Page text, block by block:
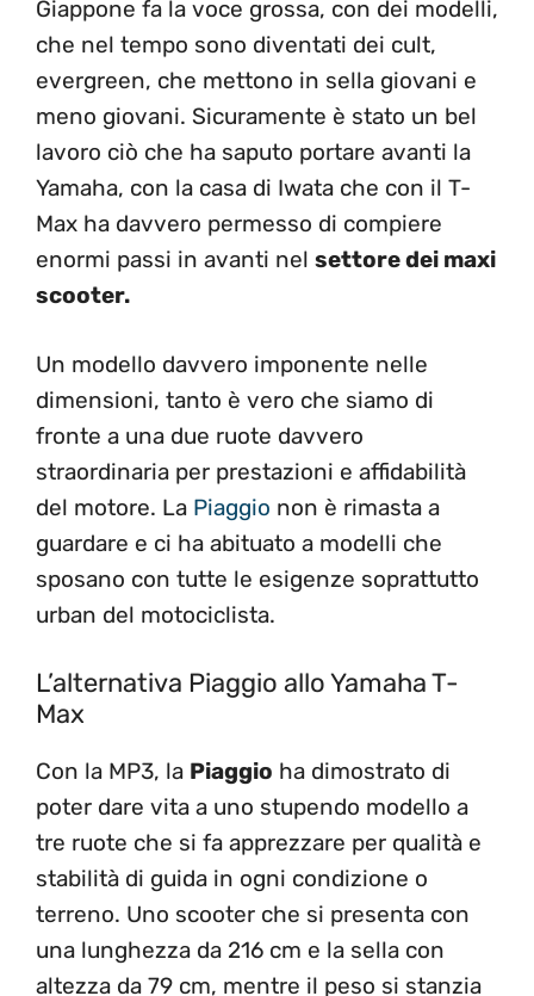
Giappone fa la voce grossa, con dei modelli,
che nel tempo sono diventati dei cult,
evergreen, che mettono in sella giovani e
meno giovani. Sicuramente è stato un bel
lavoro ciò che ha saputo portare avanti la
Yamaha, con la casa di Iwata che con il T-
Max ha davvero permesso di compiere
enormi passi in avanti nel settore dei maxi
scooter.
Un modello davvero imponente nelle
dimensioni, tanto è vero che siamo di
fronte a una due ruote davvero
straordinaria per prestazioni e affidabilità
del motore. La Piaggio non è rimasta a
guardare e ci ha abituato a modelli che
sposano con tutte le esigenze soprattutto
urban del motociclista.
L’alternativa Piaggio allo Yamaha T-
Max
Con la MP3, la Piaggio ha dimostrato di
poter dare vita a uno stupendo modello a
tre ruote che si fa apprezzare per qualità e
stabilità di guida in ogni condizione o
terreno. Uno scooter che si presenta con
una lunghezza da 216 cm e la sella con
altezza da 79 cm, mentre il peso si stanzia